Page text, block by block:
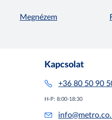
Megnézem
Kapcsolat
+36 80 50 90
H-P: 8:00-18:30